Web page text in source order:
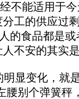
不能适用于
工的供应过
的食品都是
不安的其实是
显变化，就
腰别个弹簧秤